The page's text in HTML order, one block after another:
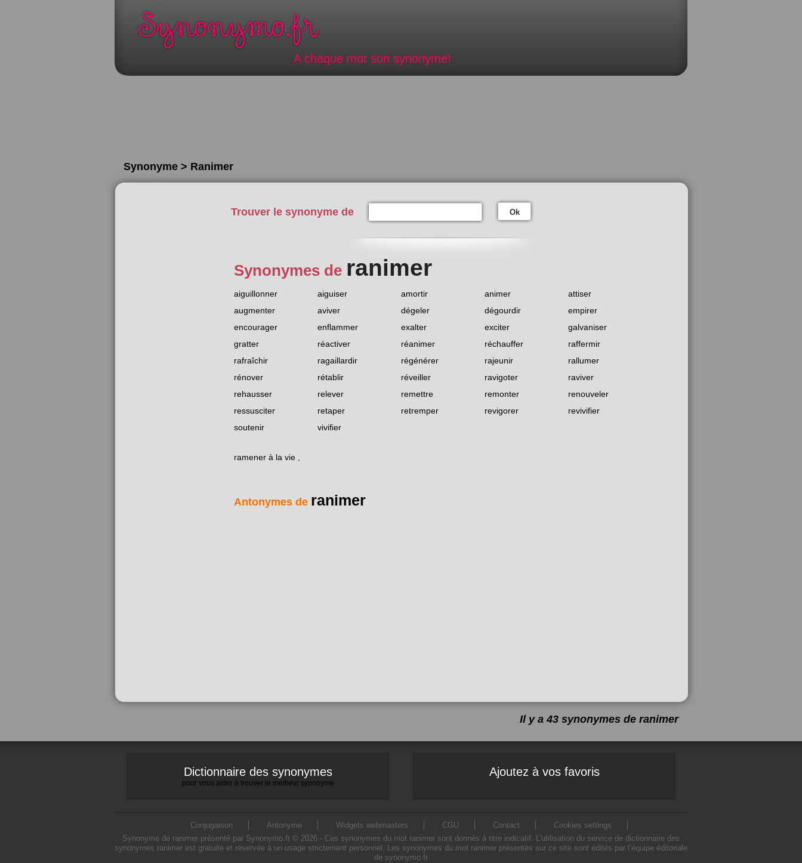
A chaque mot son synonyme!
Synonyme > Ranimer
Trouver le synonyme de Ok
Synonymes de ranimer
aiguillonner aiguiser amortir animer
attiser
augmenter
aviver dégeler dégourdir
empirer
encourager
enflammer exalter exciter
galvaniser
gratter
réactiver réanimer réchauffer
raffermir
rafraîchir
ragaillardir régénérer rajeunir
rallumer
rénover
rétablir réveiller ravigoter
raviver
rehausser
relever remettre remonter
renouveler
ressusciter
retaper retremper revigorer
revivifier
soutenir
vivifier
ramener à la vie
Antonymes de ranimer
Il y a 43 synonymes de ranimer
Dictionnaire des synonymes
pour vous aider à trouver le meilleur synonyme
Ajoutez à vos favoris
Conjugaison Antonyme Widgets webmasters CGU Contact
Cookies settings
Synonyme de ranimer présenté par Synonymo.fr © 2026 - Ces synonymes du mot ranimer sont donnés à titre indicatif. L'utilisation du service de dictionnaire des
synonymes ranimer est gratuite et réservée à un usage strictement personnel. Les synonymes du mot ranimer présentés sur ce site sont édités par l’équipe éditoriale
de synonymo.fr